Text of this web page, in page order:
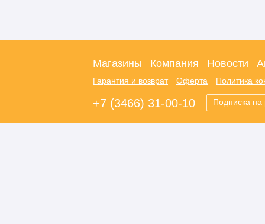
Магазины Компания Новости
Гарантия и возврат Оферта Политика
+7 (3466) 31-00-10 Подписка на